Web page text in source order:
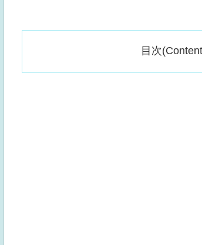
目次